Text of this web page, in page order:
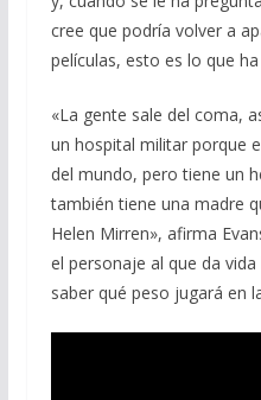
cree que podría volver a
películas, esto es lo que
«La gente sale del coma,
un hospital militar porque
del mundo, pero tiene un
también tiene una madre
Helen Mirren», afirma
el personaje al que da
saber qué peso jugará en